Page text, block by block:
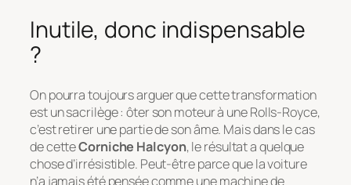
Inutile, donc indispensable
?
On pourra toujours arguer que cette transformation
est un sacrilège : ôter son moteur à une Rolls-Royce,
c’est retirer une partie de son âme. Mais dans le cas
de cetteCorniche Halcyon, le résultat a quelque
chose d’irrésistible. Peut-être parce que la voiture
n’a jamais été pensée comme une machine de